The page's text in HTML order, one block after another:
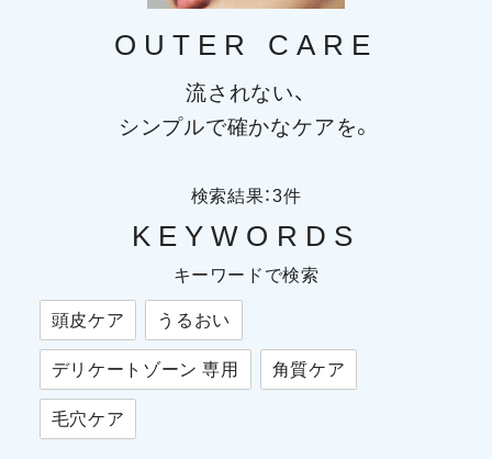
OUTER CARE
流されない、
シンプルで確かなケアを。
検索結果：3件
KEYWORDS
キーワードで検索
頭皮ケア うるおい
デリケートゾーン 専用 角質ケア
毛穴ケア